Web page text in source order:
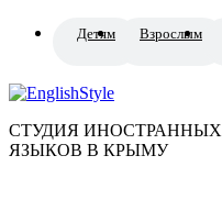
Детям Взрослым
СТУДИЯ ИНОСТРАННЫХ
ЯЗЫКОВ В КРЫМУ